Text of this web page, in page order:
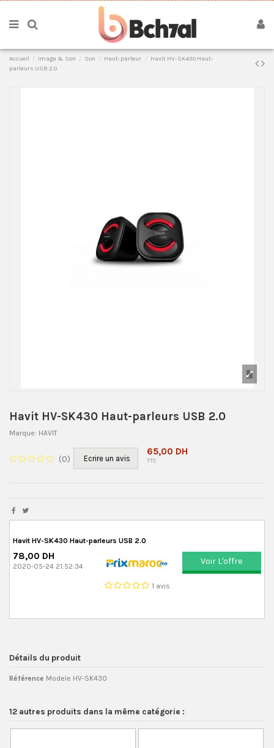
Accueil Image & Son Son Haut-parleur
Havit HV-SK430 Haut-
parleurs USB 2.0
Havit HV-SK430 Haut-parleurs USB 2.0
Marque: HAVIT
(0) Ecrire un avis
65,00 DH
TTC
Havit HV-SK430 Haut-parleurs USB 2.0
78,00 DH
2020-05-24 21:52:34
1 avis
Voir L'offre
Détails du produit
Référence Modele HV-SK430
12 autres produits dans la même catégorie :